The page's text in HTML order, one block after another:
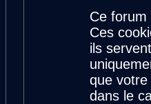
Ce forum
Ces
ils
que
dans le